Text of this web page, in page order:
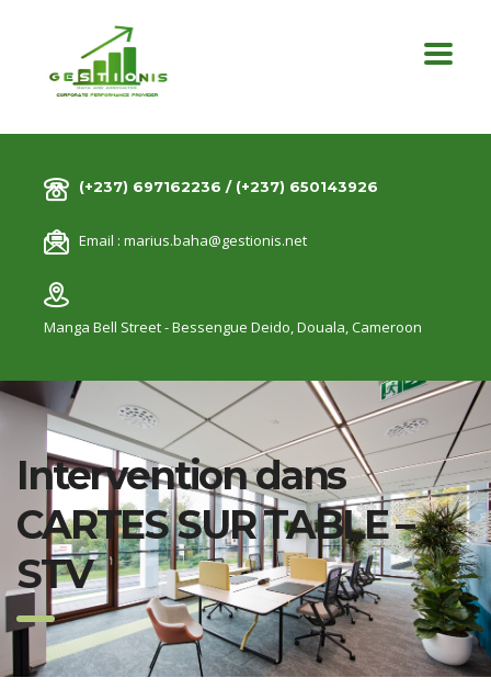
(+237) 697162236 / (+237) 650143926
Email : marius.baha@gestionis.net
Manga Bell Street - Bessengue Deido,Douala, Cameroon
Intervention dans
CARTES SUR TABLE –
STV